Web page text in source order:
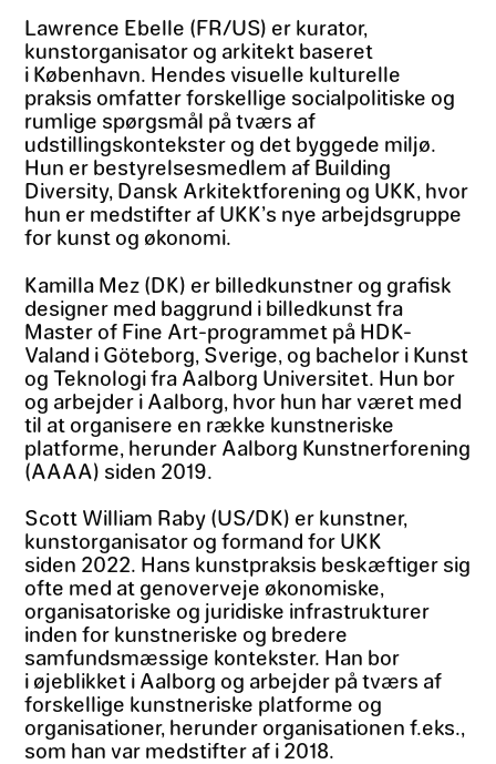
Lawrence Ebelle (FR/US) er kurator,
kunstorganisator og arkitekt baseret
i København. Hendes visuelle kulturelle
praksis omfatter forskellige socialpolitiske og
rumlige spørgsmål på tværs af
udstillingskontekster og det byggede miljø.
Hun er bestyrelsesmedlem af Building
Diversity, Dansk Arkitektforening og UKK, hvor
hun er medstifter af UKK’s nye arbejdsgruppe
for kunst og økonomi.
Kamilla Mez (DK) er billedkunstner og grafisk
designer med baggrund i billedkunst fra
Master of Fine Art-programmet på HDK-
Valand i Göteborg, Sverige, og bachelor i Kunst
og Teknologi fra Aalborg Universitet. Hun bor
og arbejder i Aalborg, hvor hun har været med
til at organisere en række kunstneriske
platforme, herunder Aalborg Kunstnerforening
(AAAA) siden 2019.
Scott William Raby (US/DK) er kunstner,
kunstorganisator og formand for UKK
siden 2022. Hans kunstpraksis beskæftiger sig
ofte med at genoverveje økonomiske,
organisatoriske og juridiske infrastrukturer
inden for kunstneriske og bredere
samfundsmæssige kontekster. Han bor
i øjeblikket i Aalborg og arbejder på tværs af
forskellige kunstneriske platforme og
organisationer, herunder organisationen f.eks.,
som han var medstifter af i 2018.